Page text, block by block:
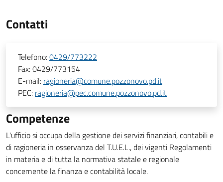
Contatti
Telefono:0429/773222
Fax:0429/773154
E-mail: ragioneria@comune.pozzonovo.pd.it
PEC: ragioneria@pec.comune.pozzonovo.pd.it
Competenze
L'ufficio si occupa della gestione dei servizi finanziari, contabili e
di ragioneria in osservanza del T.U.E.L., dei vigenti Regolamenti
in materia e di tutta la normativa statale e regionale
concernente la finanza e contabilità locale.